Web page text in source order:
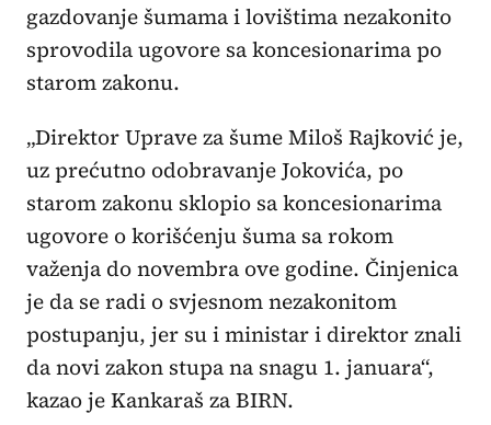
gazdovanje šumama i lovištima nezakonito
sprovodila ugovore sa koncesionarima po
starom zakonu.
„Direktor Uprave za šume Miloš Rajković je,
uz prećutno odobravanje Jokovića, po
starom zakonu sklopio sa koncesionarima
ugovore o korišćenju šuma sa rokom
važenja do novembra ove godine. Činjenica
je da se radi o svjesnom nezakonitom
postupanju, jer su i ministar i direktor znali
da novi zakon stupa na snagu 1. januara“,
kazao je Kankaraš za BIRN.